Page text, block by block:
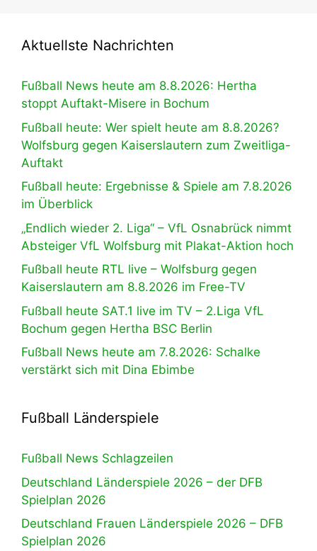
Aktuellste Nachrichten
Fußball News heute am 8.8.2026: Hertha
stoppt Auftakt-Misere in Bochum
Fußball heute: Wer spielt heute am 8.8.2026?
Wolfsburg gegen Kaiserslautern zum Zweitliga-
Auftakt
Fußball heute: Ergebnisse & Spiele am 7.8.2026
im Überblick
„Endlich wieder 2. Liga“ – VfL Osnabrück nimmt
Absteiger VfL Wolfsburg mit Plakat-Aktion hoch
Fußball heute RTL live – Wolfsburg gegen
Kaiserslautern am 8.8.2026 im Free-TV
Fußball heute SAT.1 live im TV – 2.Liga VfL
Bochum gegen Hertha BSC Berlin
Fußball News heute am 7.8.2026: Schalke
verstärkt sich mit Dina Ebimbe
Fußball Länderspiele
Fußball News Schlagzeilen
Deutschland Länderspiele 2026 – der DFB
Spielplan 2026
Deutschland Frauen Länderspiele 2026 – DFB
Spielplan 2026